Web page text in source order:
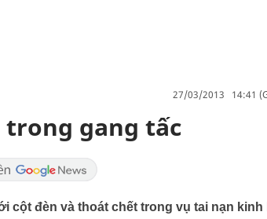
27/03/2013 14:41
trong gang tấc
cột đèn và thoát chết trong vụ tai nạn kinh